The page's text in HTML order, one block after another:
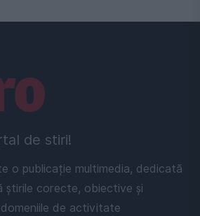
de stiri!
o publicație multimedia, dedicată
știrile corecte, obiective și
de activitate